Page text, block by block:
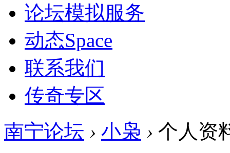
论坛模拟服务
动态Space
联系我们
传奇专区
南宁论坛 › 小枭 › 个人资